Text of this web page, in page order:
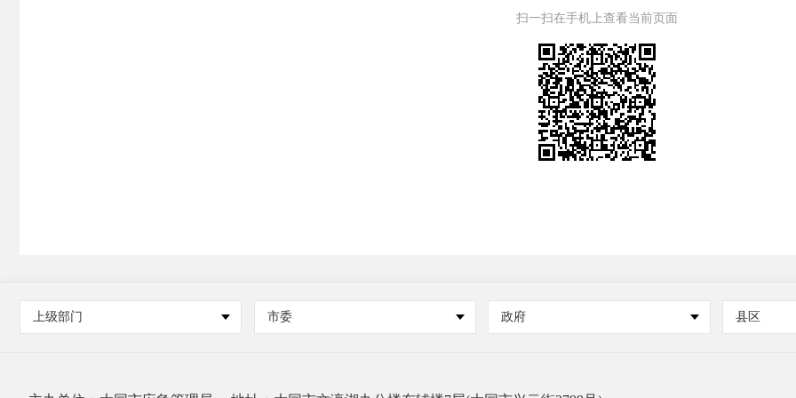
扫一扫在手机上查看当前页面
上级部门 市委 政府 县区